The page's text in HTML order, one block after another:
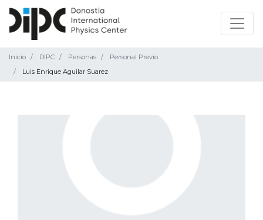
Inicio DIPC Personas
Personal Previo
Luis Enrique Aguilar Suarez